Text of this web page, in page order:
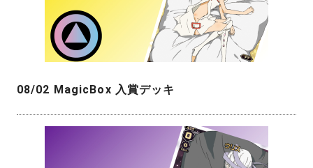
08/02 MagicBox 入賞デッキ